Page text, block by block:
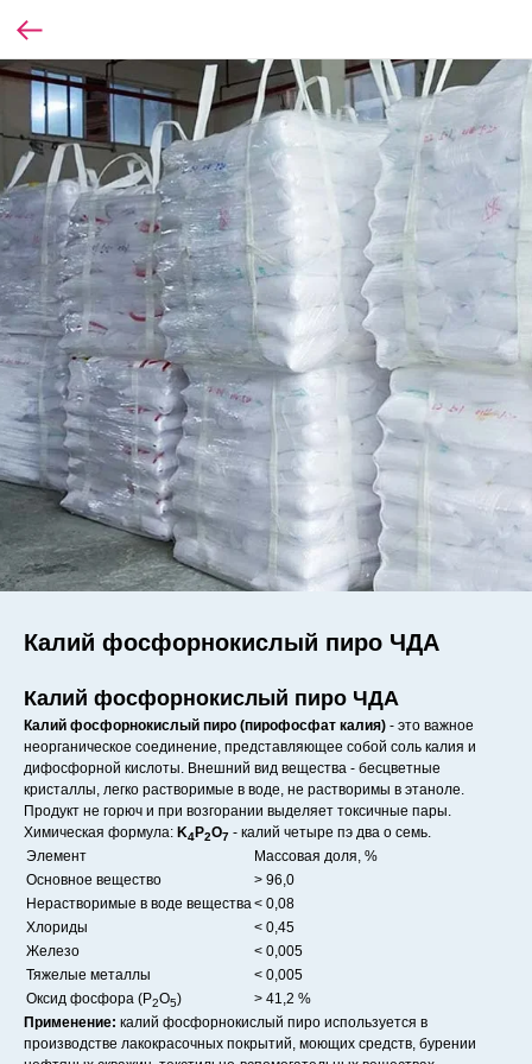
Калий фосфорнокислый пиро ЧДА
Калий фосфорнокислый пиро ЧДА
Калий фосфорнокислый пиро (пирофосфат калия) - это важное
неорганическое соединение, представляющее собой соль калия и
дифосфорной кислоты. Внешний вид вещества - бесцветные
кристаллы, легко растворимые в воде, не растворимы в этаноле.
Продукт не горюч и при возгорании выделяет токсичные пары.
Химическая формула: K4P2O7 - калий четыре пэ два о семь.
Элемент
Массовая доля, %
Основное вещество
> 96,0
Нерастворимые в воде вещества< 0,08
Хлориды
< 0,45
Железо
< 0,005
Тяжелые металлы
< 0,005
Оксид фосфора (P2O5)
> 41,2 %
Применение: калий фосфорнокислый пиро используется в
производстве лакокрасочных покрытий, моющих средств, бурении